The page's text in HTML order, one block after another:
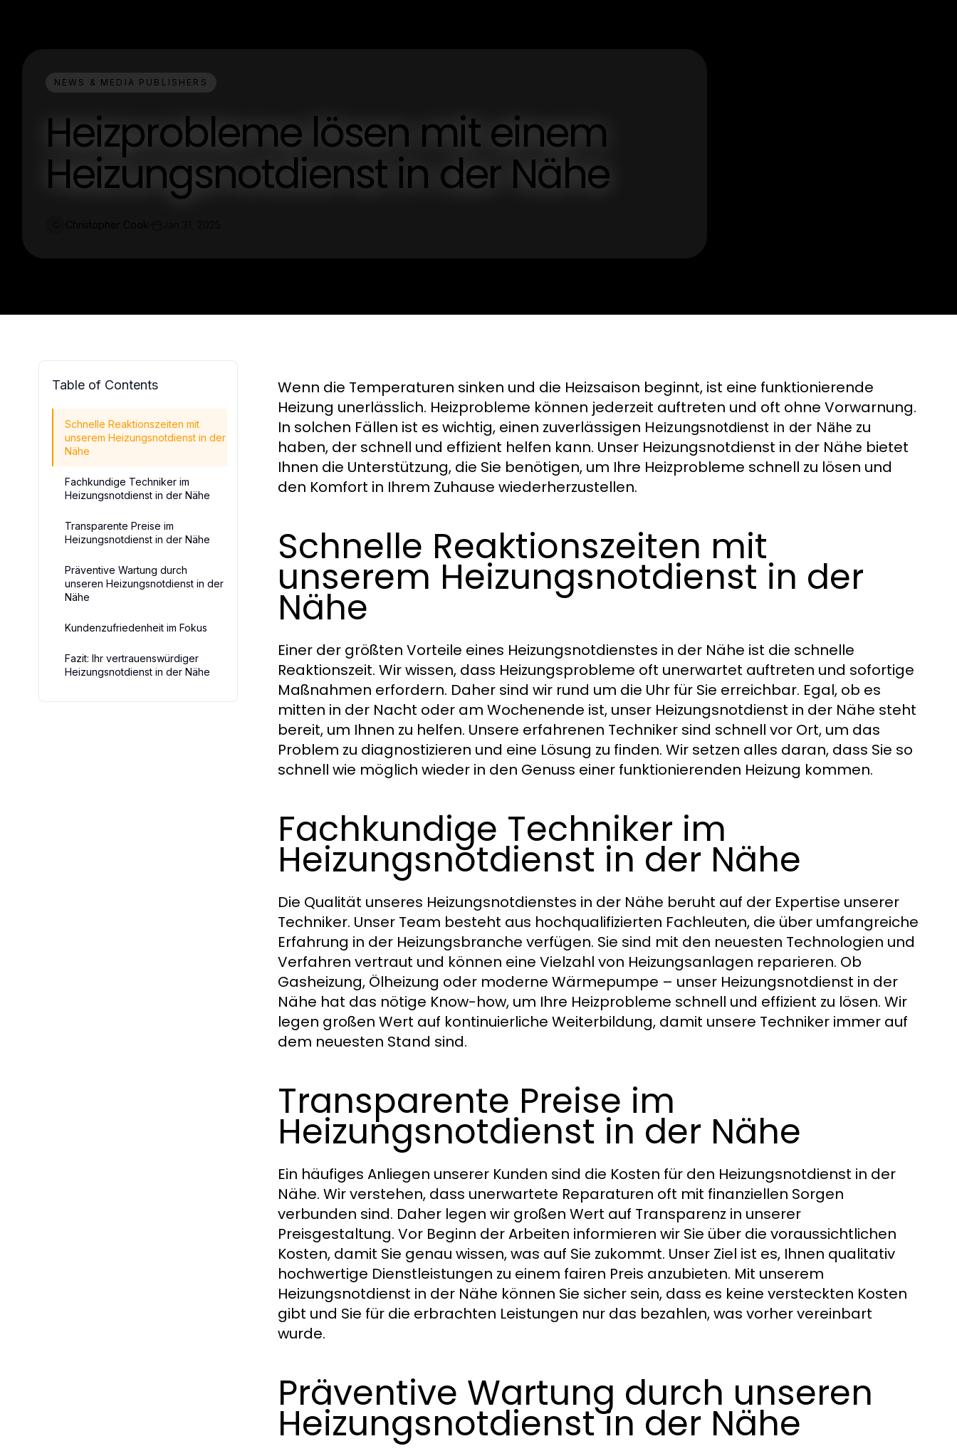
NEWS & MEDIA PUBLISHERS
Heizprobleme lösen mit einem
Heizungsnotdienst in der Nähe
Table of Contents
Schnelle Reaktionszeiten mit
unserem Heizungsnotdienst in der
Nähe
Fachkundige Techniker im
Heizungsnotdienst in der Nähe
Transparente Preise im
Heizungsnotdienst in der Nähe
Präventive Wartung durch
unseren Heizungsnotdienst in der
Nähe
Kundenzufriedenheit im Fokus
Fazit: Ihr vertrauenswürdiger
Heizungsnotdienst in der Nähe
Wenn die Temperaturen sinken und die Heizsaison beginnt, ist eine funktionierende
Heizung unerlässlich. Heizprobleme können jederzeit auftreten und oft ohne Vorwarnung.
In solchen Fällen ist es wichtig, einen zuverlässigen Heizungsnotdienst in der Nähe zu
haben, der schnell und effizient helfen kann. Unser Heizungsnotdienst in der Nähe bietet
Ihnen die Unterstützung, die Sie benötigen, um Ihre Heizprobleme schnell zu lösen und
den Komfort in Ihrem Zuhause wiederherzustellen.
Schnelle Reaktionszeiten mit
unserem Heizungsnotdienst in der
Nähe
Einer der größten Vorteile eines Heizungsnotdienstes in der Nähe ist die schnelle
Reaktionszeit. Wir wissen, dass Heizungsprobleme oft unerwartet auftreten und sofortige
Maßnahmen erfordern. Daher sind wir rund um die Uhr für Sie erreichbar. Egal, ob es
mitten in der Nacht oder am Wochenende ist, unser Heizungsnotdienst in der Nähe steht
bereit, um Ihnen zu helfen. Unsere erfahrenen Techniker sind schnell vor Ort, um das
Problem zu diagnostizieren und eine Lösung zu finden. Wir setzen alles daran, dass Sie so
schnell wie möglich wieder in den Genuss einer funktionierenden Heizung kommen.
Fachkundige Techniker im
Heizungsnotdienst in der Nähe
Die Qualität unseres Heizungsnotdienstes in der Nähe beruht auf der Expertise unserer
Techniker. Unser Team besteht aus hochqualifizierten Fachleuten, die über umfangreiche
Erfahrung in der Heizungsbranche verfügen. Sie sind mit den neuesten Technologien und
Verfahren vertraut und können eine Vielzahl von Heizungsanlagen reparieren. Ob
Gasheizung, Ölheizung oder moderne Wärmepumpe – unser Heizungsnotdienst in der
Nähe hat das nötige Know-how, um Ihre Heizprobleme schnell und effizient zu lösen. Wir
legen großen Wert auf kontinuierliche Weiterbildung, damit unsere Techniker immer auf
dem neuesten Stand sind.
Transparente Preise im
Heizungsnotdienst in der Nähe
Ein häufiges Anliegen unserer Kunden sind die Kosten für den Heizungsnotdienst in der
Nähe. Wir verstehen, dass unerwartete Reparaturen oft mit finanziellen Sorgen
verbunden sind. Daher legen wir großen Wert auf Transparenz in unserer
Preisgestaltung. Vor Beginn der Arbeiten informieren wir Sie über die voraussichtlichen
Kosten, damit Sie genau wissen, was auf Sie zukommt. Unser Ziel ist es, Ihnen qualitativ
hochwertige Dienstleistungen zu einem fairen Preis anzubieten. Mit unserem
Heizungsnotdienst in der Nähe können Sie sicher sein, dass es keine versteckten Kosten
gibt und Sie für die erbrachten Leistungen nur das bezahlen, was vorher vereinbart
wurde.
Präventive Wartung durch unseren
Heizungsnotdienst in der Nähe